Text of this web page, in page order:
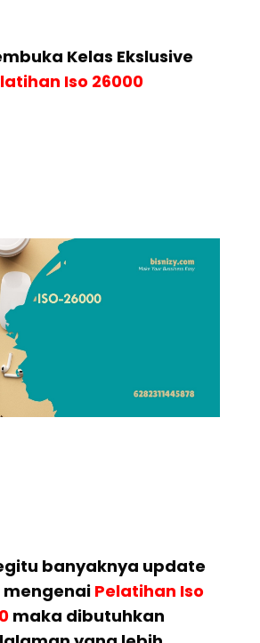
Kelas Ekslusive
Iso 26000
banyaknya update
Pelatihan Iso
maka dibutuhkan